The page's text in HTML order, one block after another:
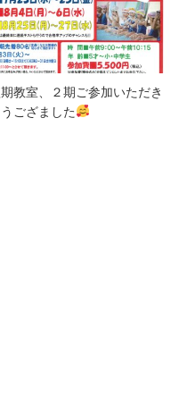
教室、２期ご参加いただき
ござました